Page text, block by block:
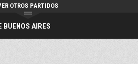
BUENOS AIRES
OTROS PARTIDOS